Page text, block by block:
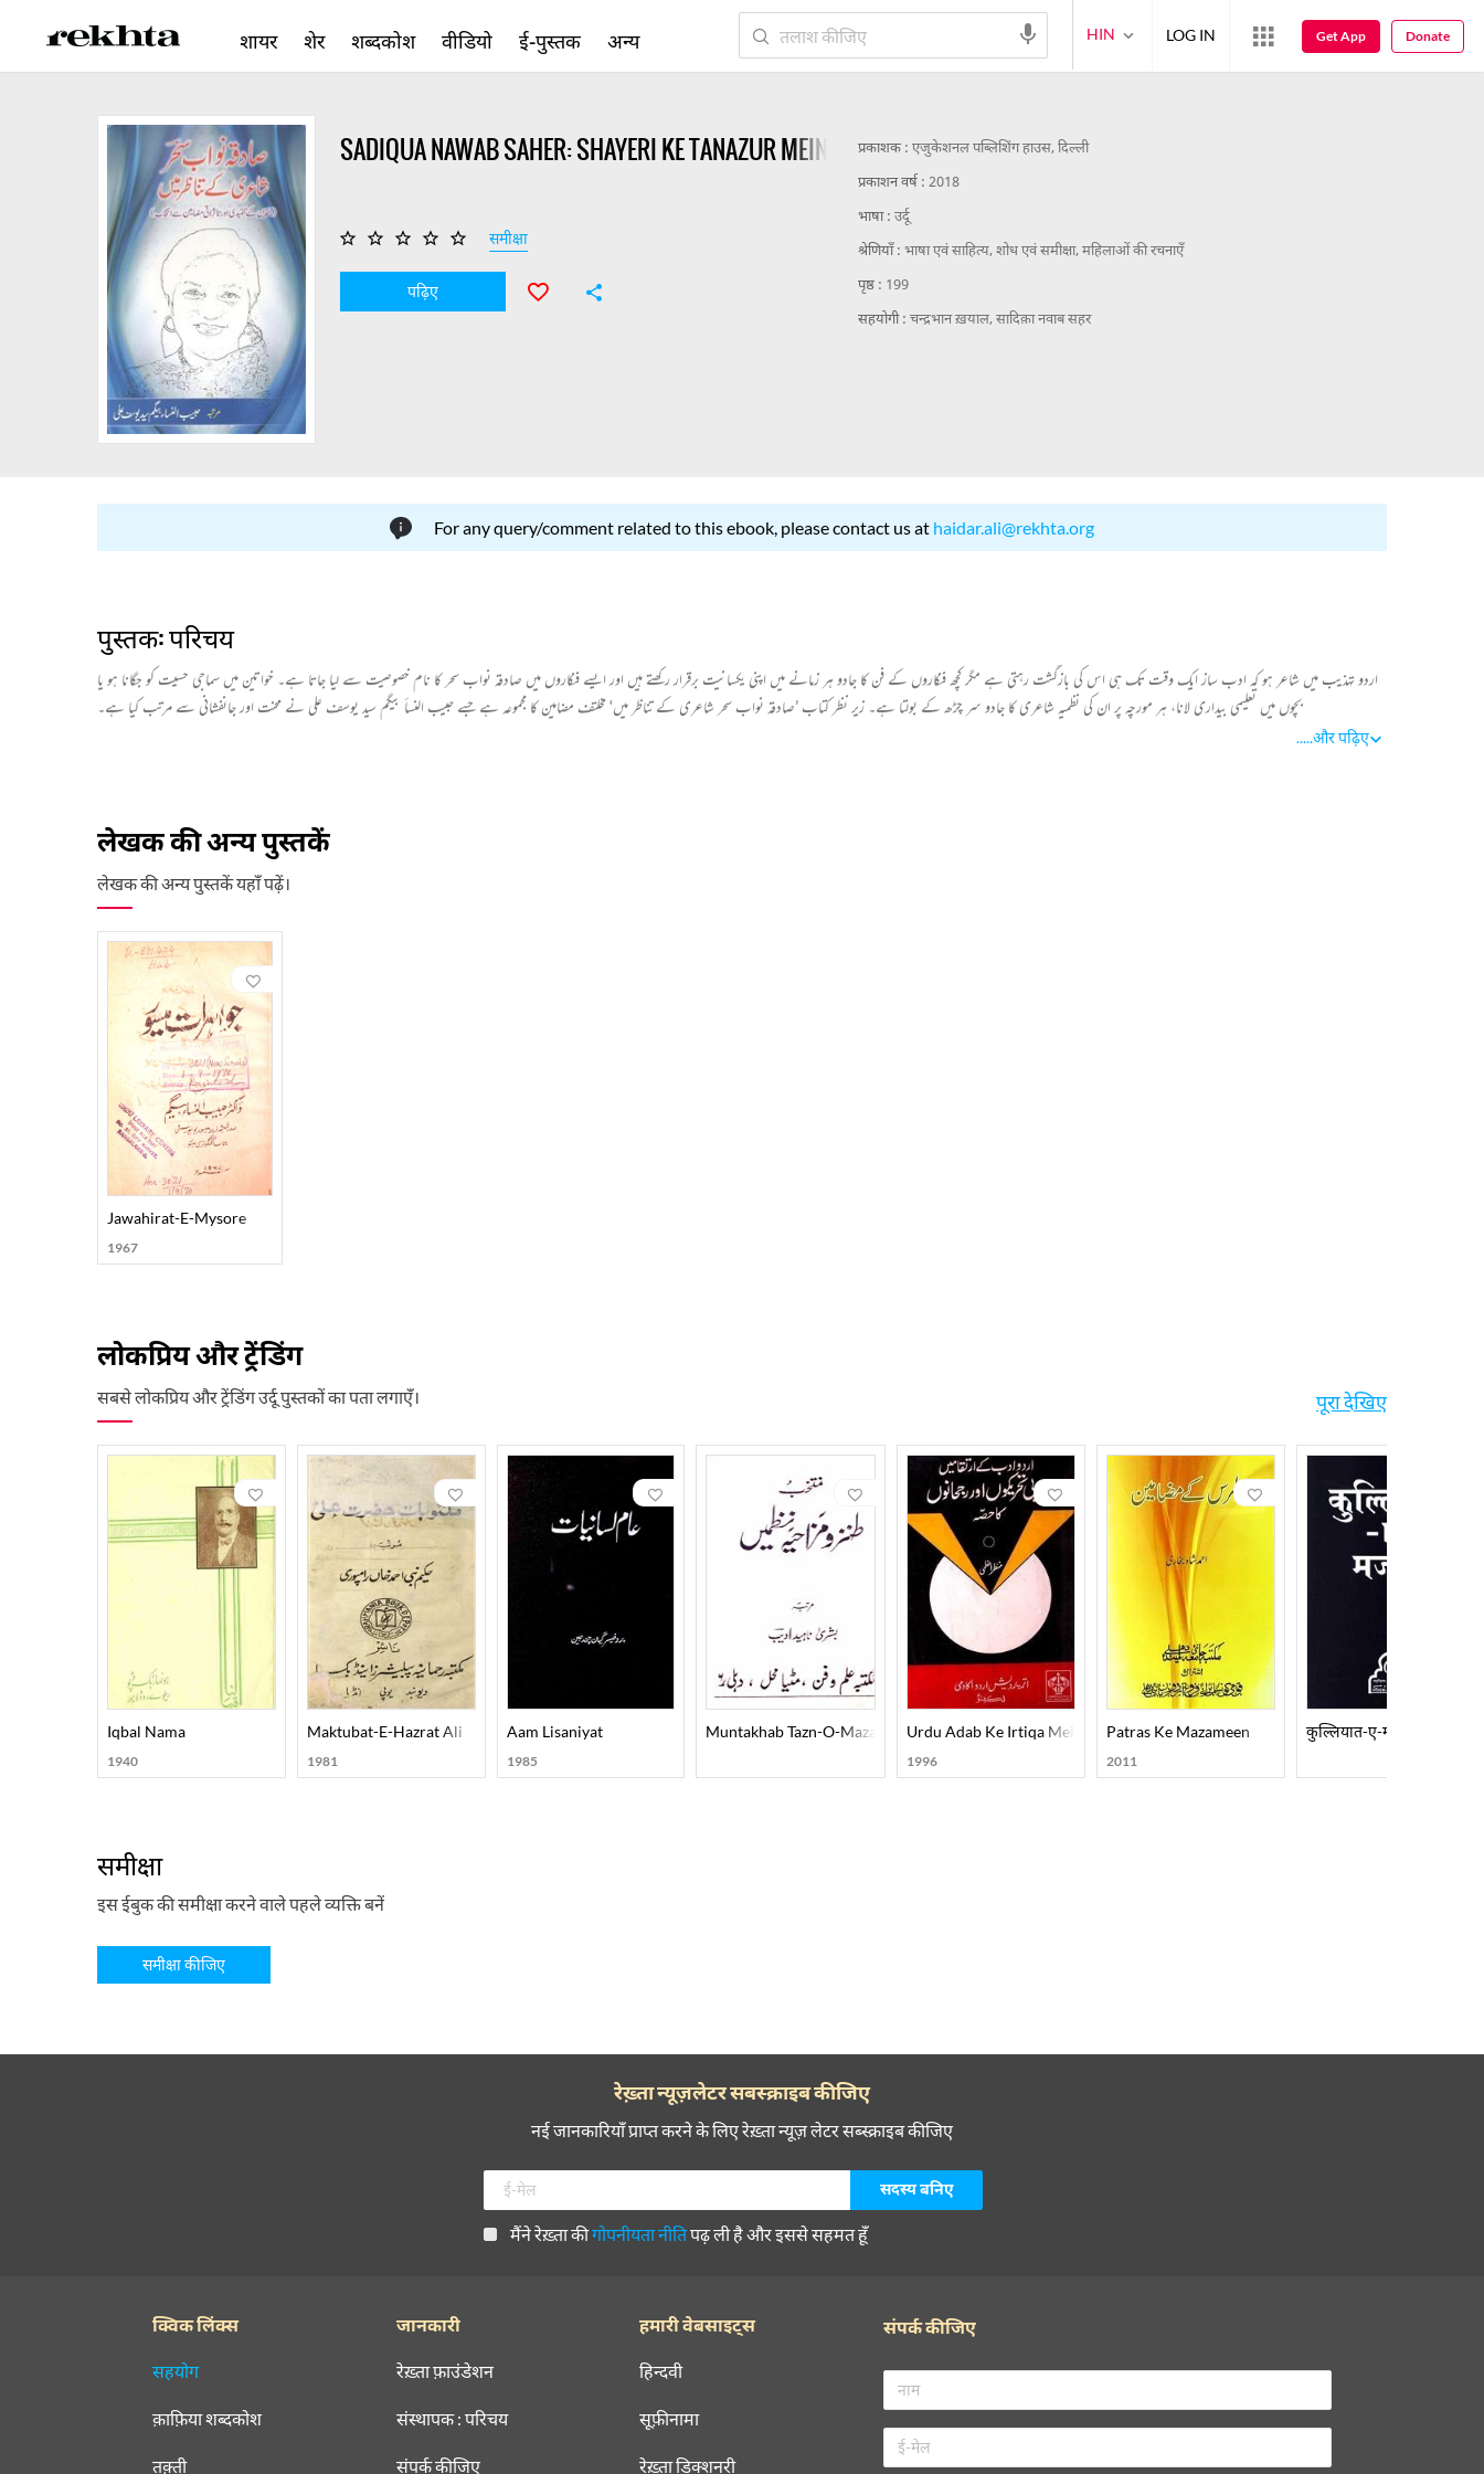
SADIQUA NAWAB SAHER: SHAYERI KE TANAZUR MEIN
समीक्षा
पढ़िए
प्रकाशक : एजुकेशनल पब्लिशिंग हाउस, दिल्ली
प्रकाशन वर्ष : 2018
भाषा : उर्दू
श्रेणियाँ : भाषा एवं साहित्य,शोध एवं समीक्षा,महिलाओं की रचनाएँ
पृष्ठ : 199
सहयोगी : चन्द्रभान ख़याल,सादिक़ा नवाब सहर
For any query/comment related to this ebook, please contact us at haidar.ali@rekhta.org
पुस्तक: परिचय
اردو تہذیب میں شاعر ہو کہ ادب ساز ایک وقت تک ہی اس کی بازگشت رہتی ہے مگر کچھ فنکاروں کے فن کا جادو ہر زمانے میں اپنی یکسانیت برقرار رکھتے ہیں اور ایسے فنکاروں میں صادقہ نواب سحر کا نام خصوصیت سے لیا جاتا ہے۔ خواتین میں سماجی حسیت کو جگانا ہو یا
بچوں میں تعلیمی بیداری لانا، ہر مورچہ پر ان کی نظمیہ شاعری کا جادو سر چڑھ کے بولتا ہے۔ زیر نظر کتاب ’صادقہ نواب سحر شاعری کے تناظر میں‘ مخلتف مضامین کا مجموعہ ہے جسے حبیب النسأ بیگم سید یوسف علی نے محنت اور جانفشانی سے مرتب کیا ہے۔
.....और पढ़िए
लेखक की अन्य पुस्तकें
लेखक की अन्य पुस्तकें यहाँ पढ़ें।
Jawahirat-E-Mysore
1967
लोकप्रिय और ट्रेंडिंग
सबसे लोकप्रिय और ट्रेंडिंग उर्दू पुस्तकों का पता लगाएँ। पूरा देखिए
Iqbal Nama
1940
Maktubat-E-Hazrat Ali
1981
Aam Lisaniyat
1985
Muntakhab Tazn-O-Mazahiya NazmeinUrdu Adab Ke Irtiqa Mein Adabi Tahreekon Aur Rujhanon Ka Hissa
1996
Patras Ke Mazameen
2011
कुल्लियात-ए-मजाज़
समीक्षा
इस ईबुक की समीक्षा करने वाले पहले व्यक्ति बनें
समीक्षा कीजिए
शायर शेर शब्दकोश वीडियो ई-पुस्तक अन्य HIN LOG IN Get App Donate
रेख़्ता न्यूज़लेटर सबस्क्राइब कीजिए
नई जानकारियाँ प्राप्त करने के लिए रेख़्ता न्यूज़ लेटर सब्स्क्राइब कीजिए
मैंने रेख़्ता कीगोपनीयता नीतिपढ़ ली है और इससे सहमत हूँ
क्विक लिंक्स
सहयोग
क़ाफ़िया शब्दकोश
तक़्ती
जानकारी
रेख़्ता फ़ाउंडेशन
संस्थापक : परिचय
संपर्क कीजिए
हमारी वेबसाइट्स
हिन्दवी
सूफ़ीनामा
रेख़्ता डिक्शनरी
संपर्क कीजिए